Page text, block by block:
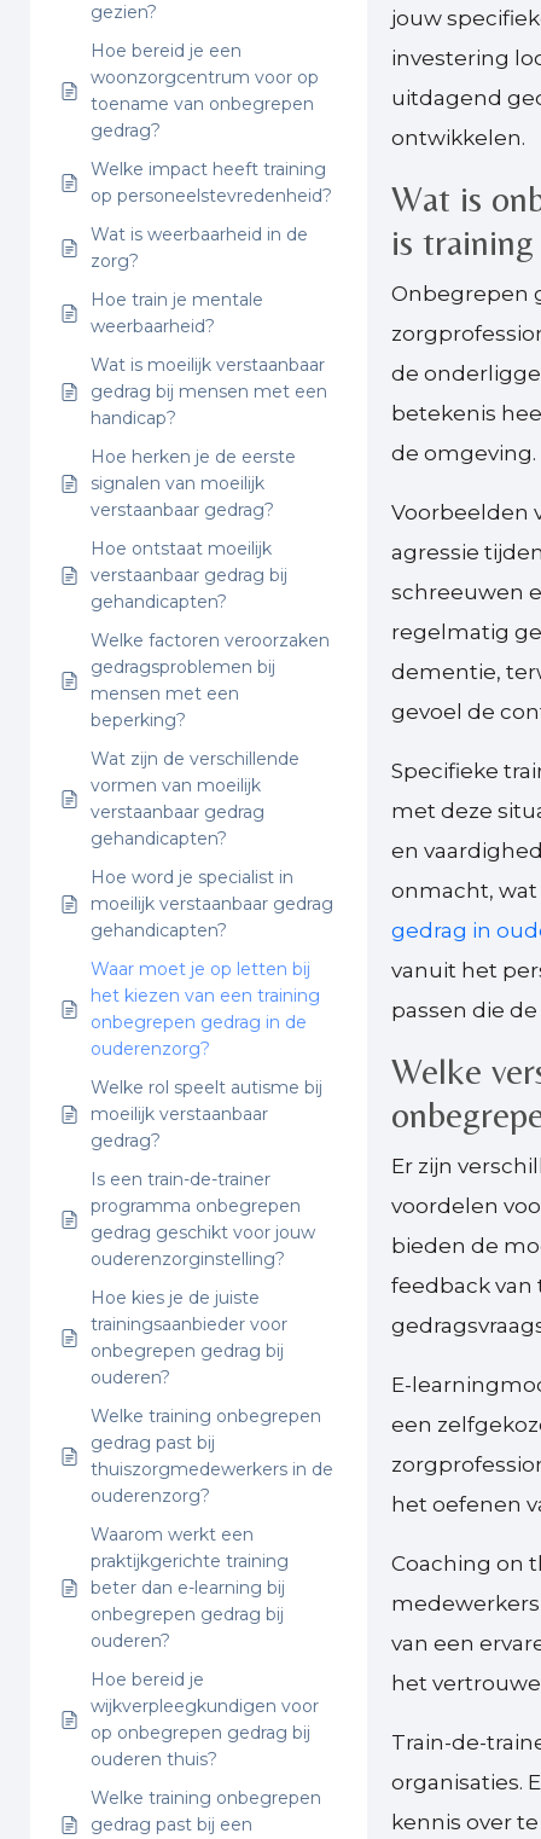
gezien?
Hoe bereid je een
woonzorgcentrum voor op
toename van onbegrepen
gedrag?
Welke impact heeft training
op personeelstevredenheid?
Wat is weerbaarheid in de
zorg?
Hoe train je mentale
weerbaarheid?
Wat is moeilijk verstaanbaar
gedrag bij mensen met een
handicap?
Hoe herken je de eerste
signalen van moeilijk
verstaanbaar gedrag?
Hoe ontstaat moeilijk
verstaanbaar gedrag bij
gehandicapten?
Welke factoren veroorzaken
gedragsproblemen bij
mensen met een
beperking?
Wat zijn de verschillende
vormen van moeilijk
verstaanbaar gedrag
gehandicapten?
Hoe word je specialist in
moeilijk verstaanbaar gedrag
gehandicapten?
Waar moet je op letten bij
het kiezen van een training
onbegrepen gedrag in de
ouderenzorg?
Welke rol speelt autisme bij
moeilijk verstaanbaar
gedrag?
Is een train-de-trainer
programma onbegrepen
gedrag geschikt voor jouw
ouderenzorginstelling?
Hoe kies je de juiste
trainingsaanbieder voor
onbegrepen gedrag bij
ouderen?
Welke training onbegrepen
gedrag past bij
thuiszorgmedewerkers in de
ouderenzorg?
Waarom werkt een
praktijkgerichte training
beter dan e-learning bij
onbegrepen gedrag bij
ouderen?
Hoe bereid je
wijkverpleegkundigen voor
op onbegrepen gedrag bij
ouderen thuis?
Welke training onbegrepen
gedrag past bij een
jouw
investering
uitdagend
ontwikkelen.
Wat is
is
Onbegrepen
de
betekenis
de omgeving.
Voorbeelden
agressie
schreeuwen
regelmatig
dementie,
gevoel de
Specifieke
met deze
en
onmacht,
gedrag in
vanuit het
passen die
Welke
Er zijn
voordelen
bieden de
feedback van
E-
een
het oefenen
Coaching on
van een
het
Train-de-
organisaties.
kennis over